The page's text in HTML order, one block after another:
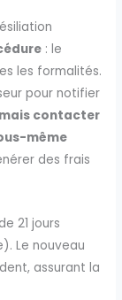
: le
les formalités.
pour notifier
contacter
même
des frais
21 jours
Le nouveau
assurant la